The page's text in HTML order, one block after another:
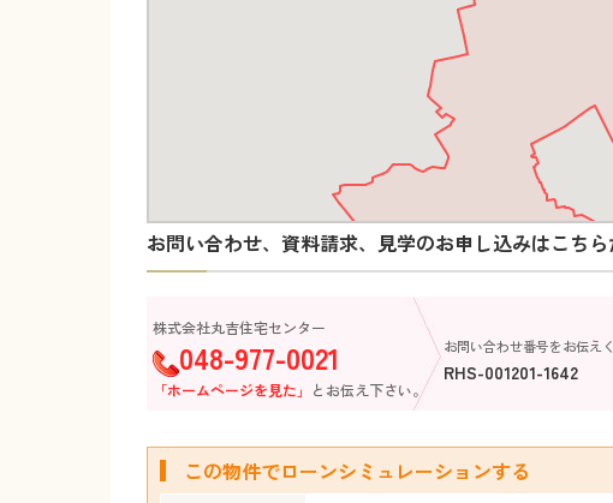
お問い合わせ、資料請求、見学のお申し込みはこちら
株式会社丸吉住宅センター
048-977-0021
「ホームページを見た」 とお伝え下さい。
お問い合わせ番号をお伝え
RHS-001201-1642
この物件でローンシミュレーションする